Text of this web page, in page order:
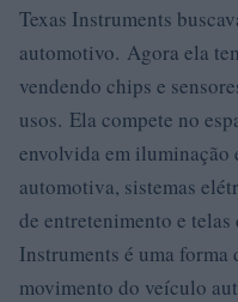
Texas Instruments
automotivo. Agora ela
vendendo chips e
usos. Ela compete no
envolvida em iluminação
automotiva, sistemas
de entretenimento e
Instruments é uma
movimento do veículo